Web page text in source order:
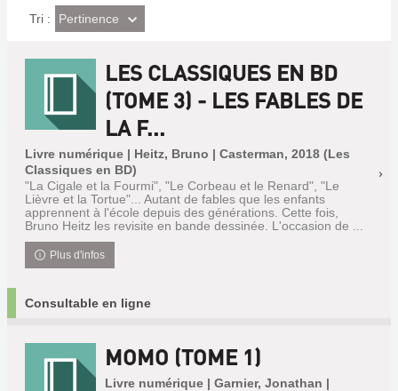
Tri : (Effet
imédiat)
Pertinence
LES CLASSIQUES EN BD
(TOME 3) - LES FABLES DE
LA F...
Livre numérique | Heitz, Bruno | Casterman, 2018 (Les
Classiques en BD)
"La Cigale et la Fourmi", "Le Corbeau et le Renard", "Le
Lièvre et la Tortue"... Autant de fables que les enfants
apprennent à l'école depuis des générations. Cette fois,
Bruno Heitz les revisite en bande dessinée. L'occasion de ...
Plus d'infos
Consultable en ligne
MOMO (TOME 1)
Livre numérique | Garnier, Jonathan |